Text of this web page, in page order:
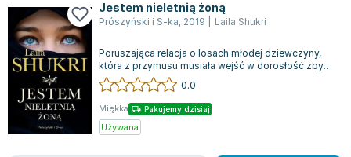
Jestem nieletnią żoną
Prószyński i S-ka, 2019 Laila Shukri
Poruszająca relacja o losach młodej dziewczyny,
która z przymusu musiała wejść w dorosłość zbyt
szybko. Historia ta jest jedną z w...
0.0
Miękka Pakujemy dzisiaj
Używana